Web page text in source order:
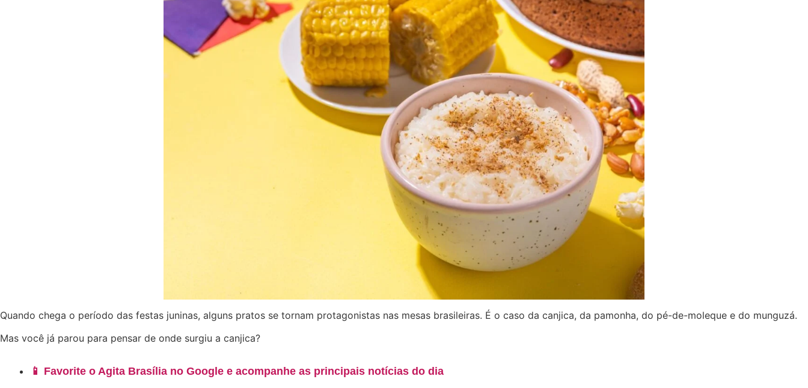
Quando chega o período das festas juninas, alguns pratos se tornam protagonistas nas mesas brasileiras. É o caso da canjica, da pamonha, do pé-de-moleque e do munguzá.
Mas você já parou para pensar de onde surgiu a canjica?
📱 Favorite o Agita Brasília no Google e acompanhe as principais notícias do dia